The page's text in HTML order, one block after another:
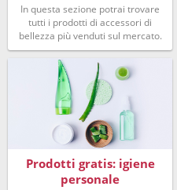
In questa sezione potrai trovare
tutti i prodotti di accessori di
bellezza più venduti sul mercato.
Prodotti gratis: igiene
personale